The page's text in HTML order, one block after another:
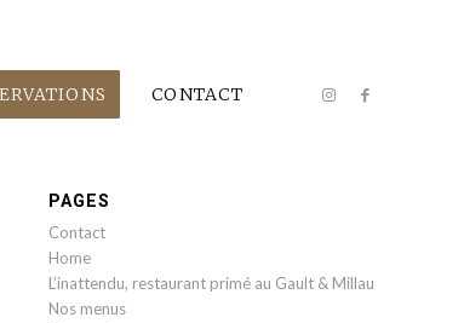
CONTACT
PAGES
Contact
Home
L’inattendu, restaurant primé au Gault & Millau
Nos menus